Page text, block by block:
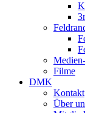
Filme
DMK
Kontakt
Über